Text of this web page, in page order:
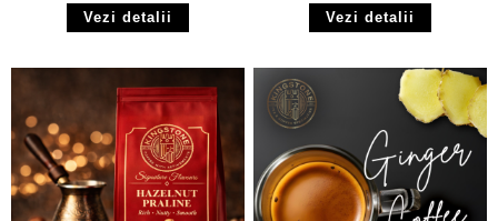
Vezi detalii Vezi detalii